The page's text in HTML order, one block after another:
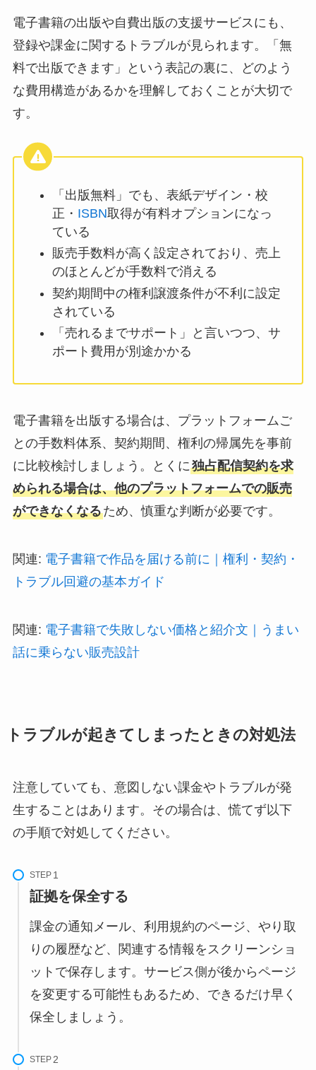
電子書籍の出版や自費出版の支援サービスにも、
登録や課金に関するトラブルが見られます。「無
料で出版できます」という表記の裏に、どのよう
な費用構造があるかを理解しておくことが大切で
す。
「出版無料」でも、表紙デザイン・校
正・ ISBN取得が有料オプションになっ
ている
販売手数料が高く設定されており、売上
のほとんどが手数料で消える
契約期間中の権利譲渡条件が不利に設定
されている
「売れるまでサポート」と言いつつ、サ
ポート費用が別途かかる
電子書籍を出版する場合は、プラットフォームご
との手数料体系、契約期間、権利の帰属先を事前
に比較検討しましょう。とくに独占配信契約を求
められる場合は、他のプラットフォームでの販売
ができなくなるため、慎重な判断が必要です。
関連: 電子書籍で作品を届ける前に｜権利・契約・
トラブル回避の基本ガイド
関連: 電子書籍で失敗しない価格と紹介文｜うまい
話に乗らない販売設計
トラブルが起きてしまったときの対処法
注意していても、意図しない課金やトラブルが発
生することはあります。その場合は、慌てず以下
の手順で対処してください。
STEP
証拠を保全する
課金の通知メール、利用規約のページ、やり取
りの履歴など、関連する情報をスクリーンショ
ットで保存します。サービス側が後からページ
を変更する可能性もあるため、できるだけ早く
保全しましょう。
STEP